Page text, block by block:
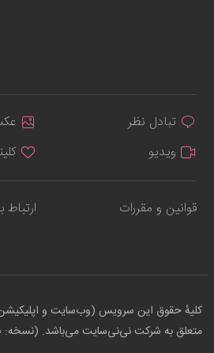
تبادل نظر
ویدیو
قوانین و مقررات ارتباط
کلیهٔ حقوق این سرویس (وب‌سایت و
متعلق به شرکت نی‌نی‌سایت می‌باشد. (نسخه: 1.5.0)